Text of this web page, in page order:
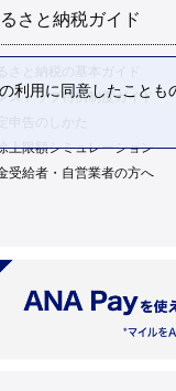
さと納税ガイド
さと納税の基本ガイド
ストップ特例制度ガイド
上限額シミュレーション
受給者・自営業者の方へ
用に同意したことも